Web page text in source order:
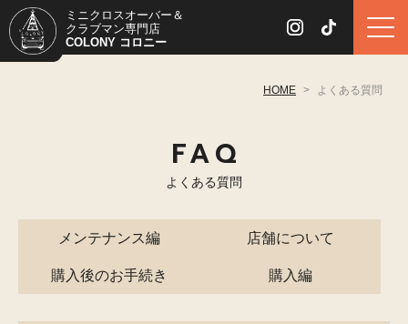
ミニクロスオーバー＆
クラブマン専門店
COLONY コロニー
HOME > よくある質問
FAQ
よくある質問
メンテナンス編 店舗について
購入後のお手続き 購入編